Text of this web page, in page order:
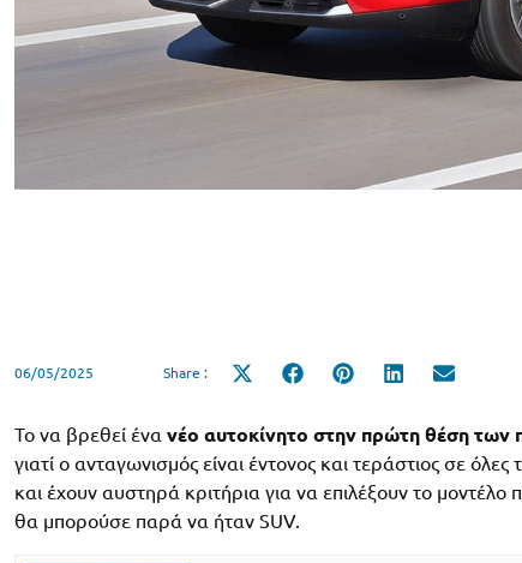
06/05/2025 Share :
Share
Share
Share
Share
Το να βρεθεί ένα νέο αυτοκίνητο στην πρώτη θέση των
γιατί ο ανταγωνισμός είναι έντονος και τεράστιος σε
και έχουν αυστηρά κριτήρια για να επιλέξουν το μοντέλο
θα μπορούσε παρά να ήταν SUV.